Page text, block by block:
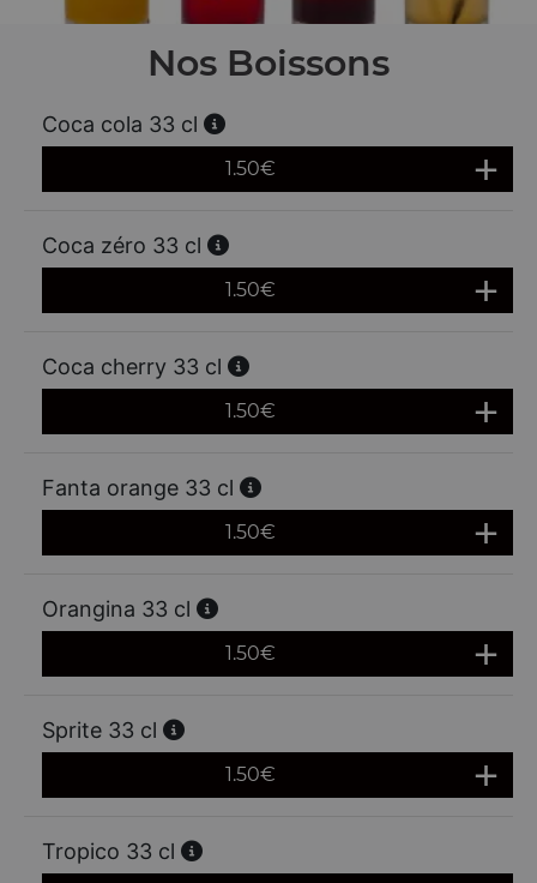
Nos Boissons
Coca cola 33 cl
1.50€
Coca zéro 33 cl
1.50€
Coca cherry 33 cl
1.50€
Fanta orange 33 cl
1.50€
Orangina 33 cl
1.50€
Sprite 33 cl
1.50€
Tropico 33 cl